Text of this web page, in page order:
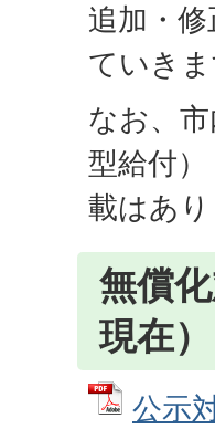
追加・
ていきま
なお、
型給付
載はあ
無償
現在）
公示